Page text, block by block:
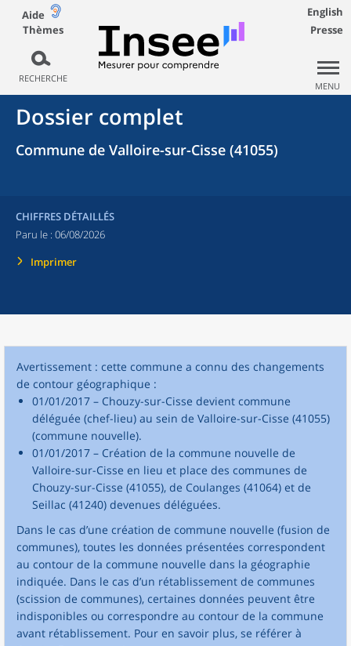
Aide
Thèmes
RECHERCHE
English
Presse
MENU
Dossier complet
Commune de Valloire-sur-Cisse (41055)
CHIFFRES DÉTAILLÉS
Paru le : 06/08/2026
Imprimer
Avertissement : cette commune a connu des changements
de contour géographique :
01/01/2017 – Chouzy-sur-Cisse devient commune
déléguée (chef-lieu) au sein de Valloire-sur-Cisse (41055)
(commune nouvelle).
01/01/2017 – Création de la commune nouvelle de
Valloire-sur-Cisse en lieu et place des communes de
Chouzy-sur-Cisse (41055), de Coulanges (41064) et de
Seillac (41240) devenues déléguées.
Dans le cas d’une création de commune nouvelle (fusion de
communes), toutes les données présentées correspondent
au contour de la commune nouvelle dans la géographie
indiquée. Dans le cas d’un rétablissement de communes
(scission de communes), certaines données peuvent être
indisponibles ou correspondre au contour de la commune
avant rétablissement. Pour en savoir plus, se référer à